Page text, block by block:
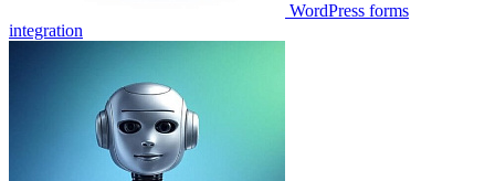
WordPress forms
integration